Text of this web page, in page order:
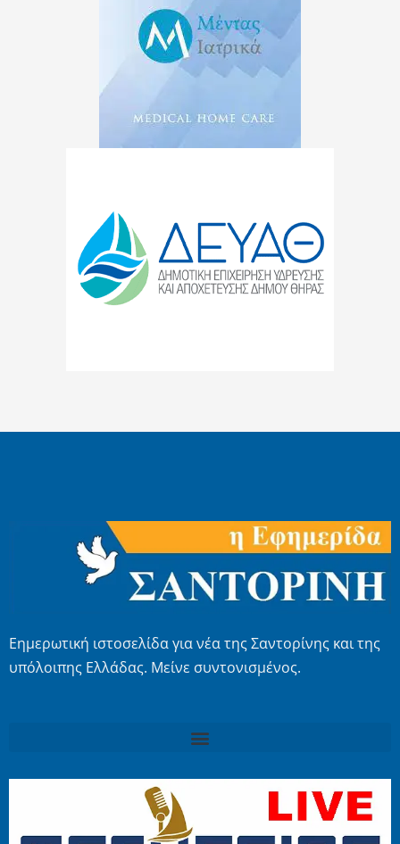
Εημερωτική ιστοσελίδα για νέα της Σαντορίνης και της
υπόλοιπης Ελλάδας. Μείνε συντονισμένος.